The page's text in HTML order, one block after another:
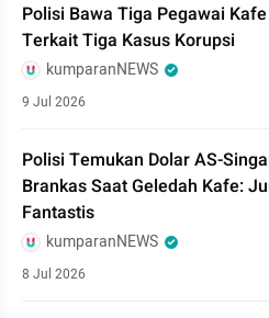
Polisi Bawa Tiga Pegawai
Terkait Tiga Kasus Korupsi
kumparanNEWS
9 Jul 2026
Polisi Temukan Dolar AS-
Brankas Saat Geledah Kafe:
Fantastis
kumparanNEWS
8 Jul 2026